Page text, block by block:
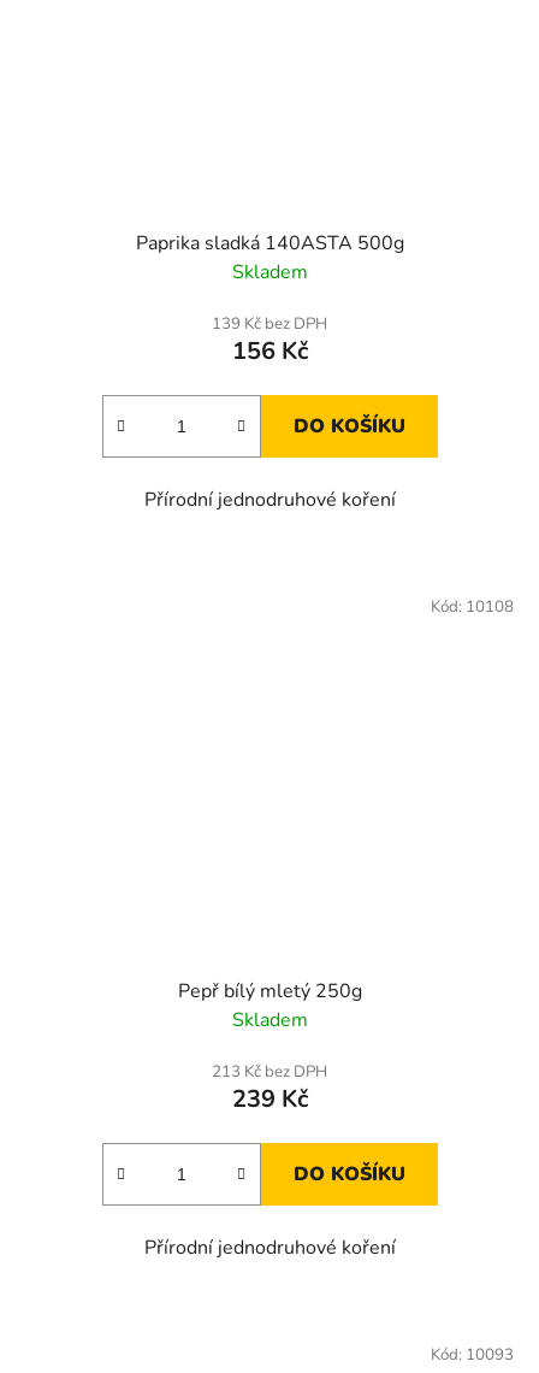
Paprika sladká 140ASTA 500g
Skladem
139 Kč bez DPH
156 Kč
DO KOŠÍKU
Přírodní jednodruhové koření
Pepř bílý mletý 250g
Skladem
213 Kč bez DPH
239 Kč
DO KOŠÍKU
Přírodní jednodruhové koření
Kód: 10108
Kód: 10093